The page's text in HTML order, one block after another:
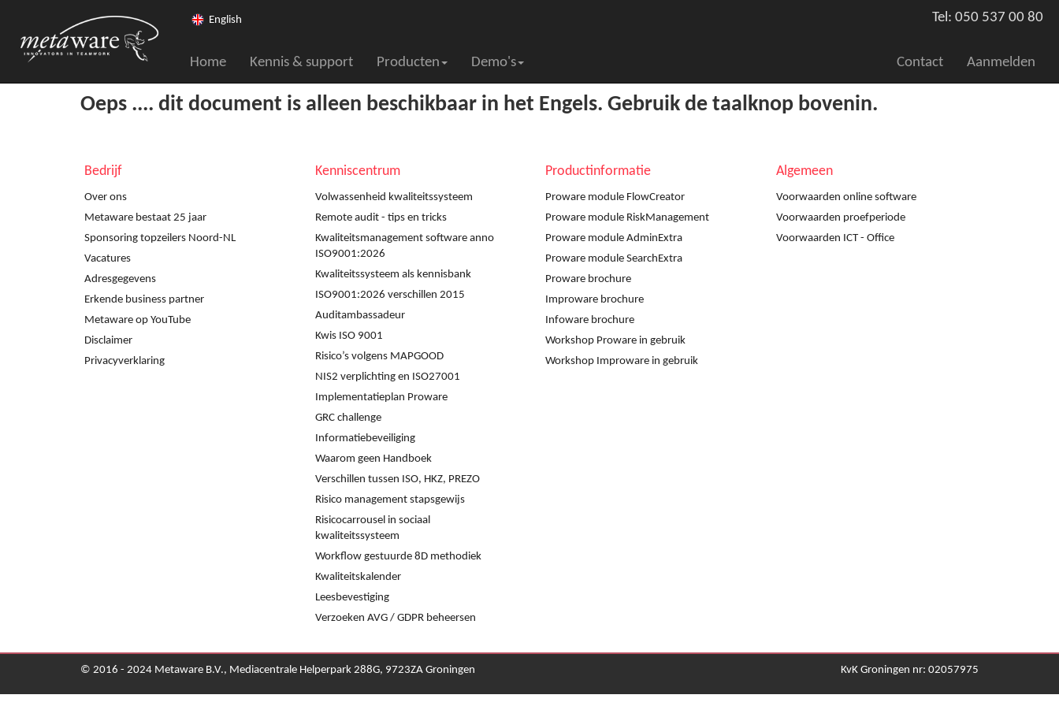
English Tel: 050 537 00 80
Home Kennis & support Producten Demo's Contact Aanmelden
Oeps .... dit document is alleen beschikbaar in het Engels. Gebruik de taalknop bovenin.
Bedrijf
Over ons
Metaware bestaat 25 jaar
Sponsoring topzeilers Noord-NL
Vacatures
Adresgegevens
Erkende business partner
Metaware op YouTube
Disclaimer
Privacyverklaring
Kenniscentrum
Volwassenheid kwaliteitssysteem
Remote audit - tips en tricks
Kwaliteitsmanagement software anno
ISO9001:2026
Kwaliteitssysteem als kennisbank
ISO9001:2026 verschillen 2015
Auditambassadeur
Kwis ISO 9001
Risico’s volgens MAPGOOD
NIS2 verplichting en ISO27001
Implementatieplan Proware
GRC challenge
Informatiebeveiliging
Waarom geen Handboek
Verschillen tussen ISO, HKZ, PREZO
Risico management stapsgewijs
Risicocarrousel in sociaal
kwaliteitssysteem
Workflow gestuurde 8D methodiek
Kwaliteitskalender
Leesbevestiging
Verzoeken AVG / GDPR beheersen
Productinformatie
Proware module FlowCreator
Proware module RiskManagement
Proware module AdminExtra
Proware module SearchExtra
Proware brochure
Improware brochure
Infoware brochure
Workshop Proware in gebruik
Workshop Improware in gebruik
Algemeen
Voorwaarden online software
Voorwaarden proefperiode
Voorwaarden ICT - Office
© 2016 - 2024 Metaware B.V., Mediacentrale Helperpark 288G, 9723ZA Groningen KvK Groningen nr: 02057975